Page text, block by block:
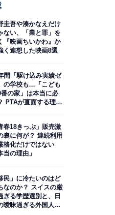
圭吾や湊かなえだけ
ない、「業と罪」を
『映画ちいかわ』か
く連想した映画8選
間「駆け込み実績ゼ
の学校も…「こども
の家」は本当に必
PTAが直面する理想
春18きっぷ」販売激
裏に何が？ 連続利用
格化だけではない
当の理由」
民」に冷たいのはど
なのか？ スイスの厳
ぎる学歴選別と、日
曖昧過ぎる外国人政